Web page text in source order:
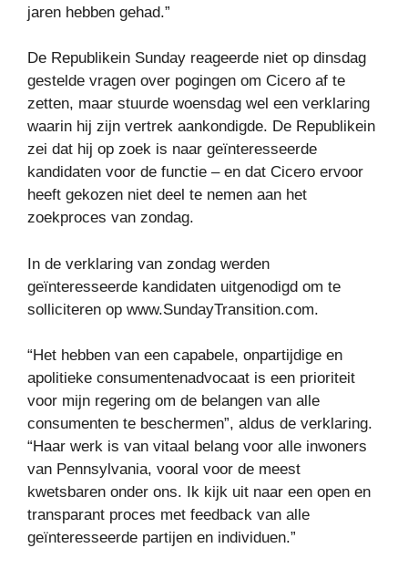
jaren hebben gehad.”
De Republikein Sunday reageerde niet op dinsdag
gestelde vragen over pogingen om Cicero af te
zetten, maar stuurde woensdag wel een verklaring
waarin hij zijn vertrek aankondigde. De Republikein
zei dat hij op zoek is naar geïnteresseerde
kandidaten voor de functie – en dat Cicero ervoor
heeft gekozen niet deel te nemen aan het
zoekproces van zondag.
In de verklaring van zondag werden
geïnteresseerde kandidaten uitgenodigd om te
solliciteren op www.SundayTransition.com.
“Het hebben van een capabele, onpartijdige en
apolitieke consumentenadvocaat is een prioriteit
voor mijn regering om de belangen van alle
consumenten te beschermen”, aldus de verklaring.
“Haar werk is van vitaal belang voor alle inwoners
van Pennsylvania, vooral voor de meest
kwetsbaren onder ons. Ik kijk uit naar een open en
transparant proces met feedback van alle
geïnteresseerde partijen en individuen.”